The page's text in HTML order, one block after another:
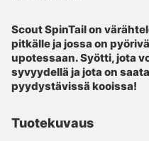
Scout SpinTail on
pitkälle ja jossa on
upotessaan. Syötti, jota
syvyydellä ja jota on
pyydystävissä kooissa!
Tuotekuvaus